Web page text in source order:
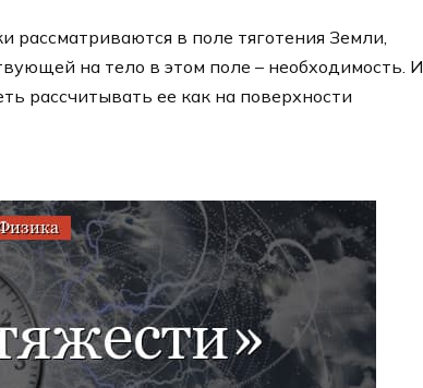
рассматриваются в поле тяготения Земли,
на тело в этом поле – необходимость. И
рассчитывать ее как на поверхности